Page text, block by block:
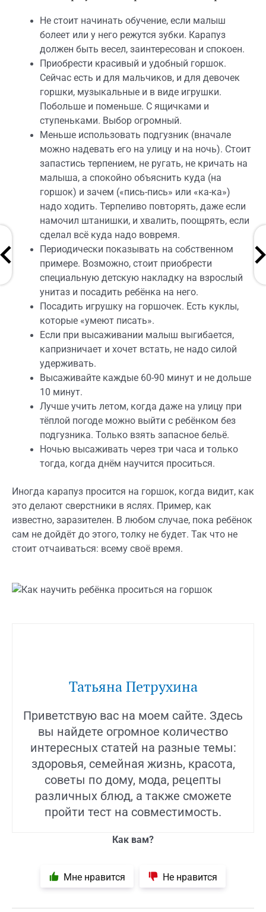
Не стоит начинать обучение, если малыш
болеет или у него режутся зубки. Карапуз
должен быть весел, заинтересован и спокоен.
Приобрести красивый и удобный горшок.
Сейчас есть и для мальчиков, и для девочек
горшки, музыкальные и в виде игрушки.
Побольше и поменьше. С ящичками и
ступеньками. Выбор огромный.
Меньше использовать подгузник (вначале
можно надевать его на улицу и на ночь). Стоит
запастись терпением, не ругать, не кричать на
малыша, а спокойно объяснить куда (на
горшок) и зачем («пись-пись» или «ка-ка»)
надо ходить. Терпеливо повторять, даже если
намочил штанишки, и хвалить, поощрять, если
сделал всё куда надо вовремя.
Периодически показывать на собственном
примере. Возможно, стоит приобрести
специальную детскую накладку на взрослый
унитаз и посадить ребёнка на него.
Посадить игрушку на горшочек. Есть куклы,
которые «умеют писать».
Если при высаживании малыш выгибается,
капризничает и хочет встать, не надо силой
удерживать.
Высаживайте каждые 60-90 минут и не дольше
10 минут.
Лучше учить летом, когда даже на улицу при
тёплой погоде можно выйти с ребёнком без
подгузника. Только взять запасное бельё.
Ночью высаживать через три часа и только
тогда, когда днём научится проситься.
Иногда карапуз просится на горшок, когда видит, как
это делают сверстники в яслях. Пример, как
известно, заразителен. В любом случае, пока ребёнок
сам не дойдёт до этого, толку не будет. Так что не
стоит отчаиваться: всему своё время.
Татьяна Петрухина
Приветствую вас на моем сайте. Здесь
вы найдете огромное количество
интересных статей на разные темы:
здоровья, семейная жизнь, красота,
советы по дому, мода, рецепты
различных блюд, а также сможете
пройти тест на совместимость.
Как вам?
Мне нравится Не нравится